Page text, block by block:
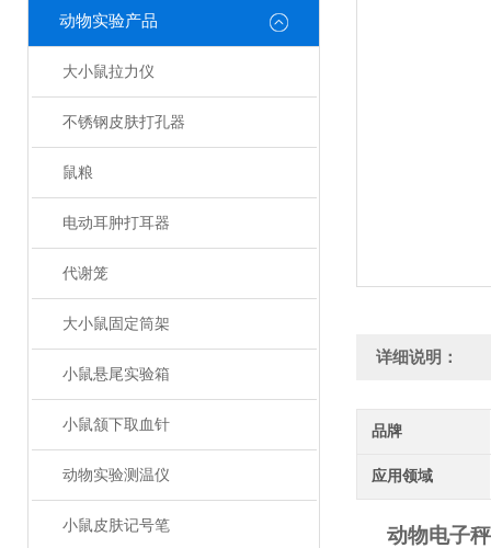
动物实验产品
大小鼠拉力仪
不锈钢皮肤打孔器
鼠粮
电动耳肿打耳器
代谢笼
大小鼠固定筒架
小鼠悬尾实验箱
小鼠颔下取血针
动物实验测温仪
小鼠皮肤记号笔
详细说明：
品牌
应用领域
动物电子